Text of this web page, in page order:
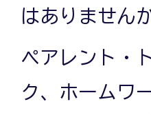
はありませんか
ペアレント・
ク、ホームワ